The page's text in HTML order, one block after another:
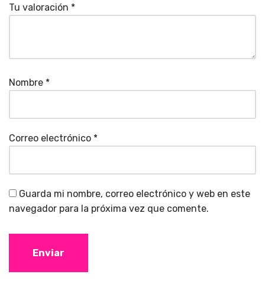
Tu valoración *
Nombre *
Correo electrónico *
Guarda mi nombre, correo electrónico y web en este
navegador para la próxima vez que comente.